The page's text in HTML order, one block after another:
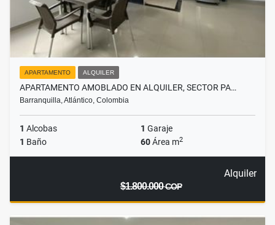
APARTAMENTO ALQUILER
APARTAMENTO AMOBLADO EN ALQUILER, SECTOR PA…
Barranquilla, Atlántico, Colombia
1 Alcobas 1 Garaje
1 Baño 60Área m2
Alquiler
$1.800.000COP